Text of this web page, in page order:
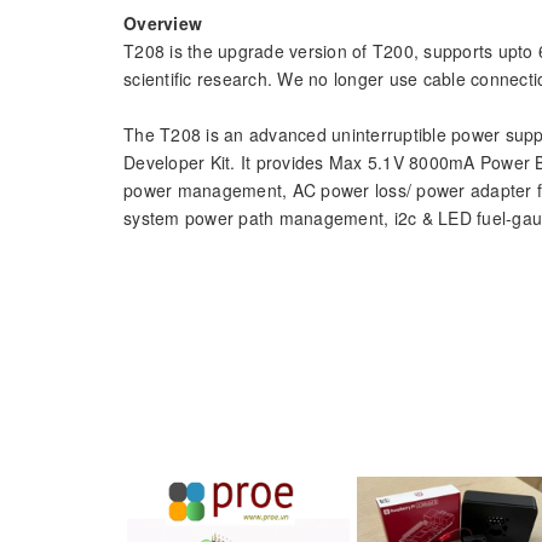
Overview
T208 is the upgrade version of T200, supports
scientific research. We no longer use cable
The T208 is an advanced uninterruptible power
Developer Kit. It provides Max 5.1V 8000mA
power management, AC power loss/ power
system power path management, i2c & LED fuel-
Updated the product photo with T208-A1 board at
Smart and powerful Uninterruptible Power Supply
Provides continuous operations for up to